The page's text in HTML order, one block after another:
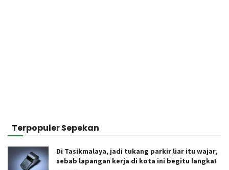
Terpopuler Sepekan
Di Tasikmalaya, jadi tukang parkir liar itu wajar,
sebab lapangan kerja di kota ini begitu langka!